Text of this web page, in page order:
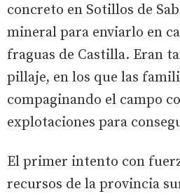
concreto en Sotillos de
mineral para enviarlo en
fraguas de Castilla. Eran
pillaje, en los que las
compaginando el campo
explotaciones para
El primer intento con
recursos de la provincia